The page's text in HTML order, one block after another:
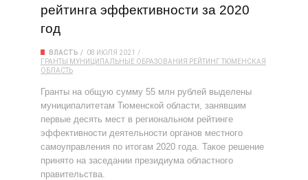
рейтинга эффективности за 2020
год
ВЛАСТЬ
08 ИЮЛЯ 2021
ГРАНТЫ
МУНИЦИПАЛЬНЫЕ ОБРАЗОВАНИЯ РЕЙТИНГ ТЮМЕНСКАЯ
ОБЛАСТЬ
Гранты на общую сумму 55 млн рублей выделены
муниципалитетам Тюменской области, занявшим
первые десять мест в региональном рейтинге
эффективности деятельности органов местного
самоуправления по итогам 2020 года. Такое решение
принято на заседании президиума областного
правительства.